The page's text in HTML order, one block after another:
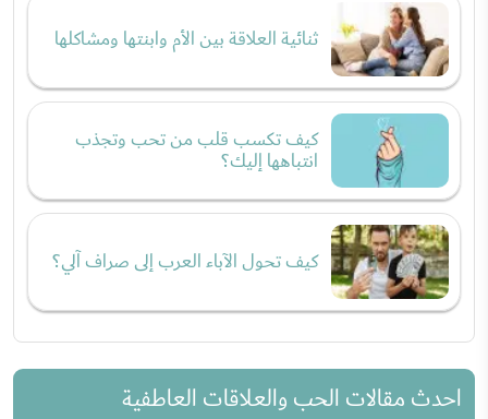
ثنائية العلاقة بين الأم وابنتها ومشاكلها
كيف تكسب قلب من تحب وتجذب
انتباهها إليك؟
كيف تحول الآباء العرب إلى صراف آلي؟
احدث مقالات الحب والعلاقات العاطفية